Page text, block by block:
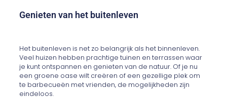
Genieten van het buitenleven
Het buitenleven is net zo belangrijk als het binnenleven.
Veel huizen hebben prachtige tuinen en terrassen waar
je kunt ontspannen en genieten van de natuur. Of je nu
een groene oase wilt creëren of een gezellige plek om
te barbecueën met vrienden, de mogelijkheden zijn
eindeloos.